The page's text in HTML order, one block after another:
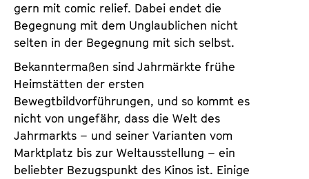
gern mit comic relief. Dabei endet die
Begegnung mit dem Unglaublichen nicht
selten in der Begegnung mit sich selbst.
Bekanntermaßen sind Jahrmärkte frühe
Heimstätten der ersten
Bewegtbildvorführungen, und so kommt es
nicht von ungefähr, dass die Welt des
Jahrmarkts – und seiner Varianten vom
Marktplatz bis zur Weltausstellung – ein
beliebter Bezugspunkt des Kinos ist. Einige